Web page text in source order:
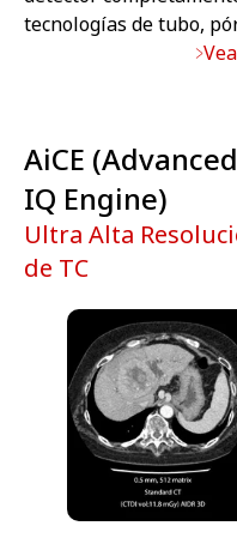
tecnologías de tubo,
Ultra Alta
de TC
AiCE
IQ Engine)